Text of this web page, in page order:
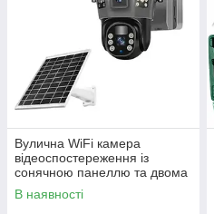
Вулична WiFi камера
відеоспостереження із
сонячною панеллю та двома
об'єктивами TP18 Камера
відеоспостереження 6Мп
В наявності